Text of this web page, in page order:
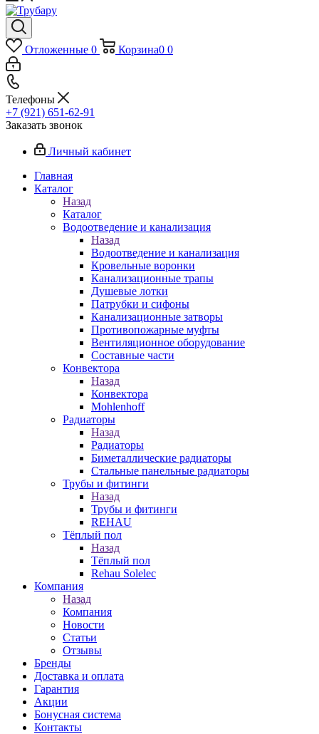
Отложенные 0 Корзина0 0
Телефоны
+7 (921) 651-62-91
Заказать звонок
Личный кабинет
Главная
Каталог
Назад
Каталог
Водоотведение и канализация
Назад
Водоотведение и канализация
Кровельные воронки
Канализационные трапы
Душевые лотки
Патрубки и сифоны
Канализационные затворы
Противопожарные муфты
Вентиляционное оборудование
Составные части
Конвектора
Назад
Конвектора
Mohlenhoff
Радиаторы
Назад
Радиаторы
Биметаллические радиаторы
Стальные панельные радиаторы
Трубы и фитинги
Назад
Трубы и фитинги
REHAU
Тёплый пол
Назад
Тёплый пол
Rehau Solelec
Компания
Назад
Компания
Новости
Статьи
Отзывы
Бренды
Доставка и оплата
Гарантия
Акции
Бонусная система
Контакты